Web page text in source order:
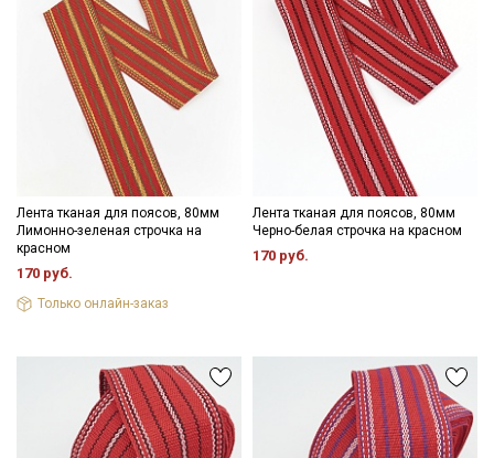
Лента тканая для поясов, 80мм
Лимонно-зеленая строчка на
красном
170 руб.
Только онлайн-заказ
Лента тканая для поясов, 80мм
Черно-белая строчка на красном
170 руб.
Секретная рассылка от Купава
Мы публикуем здесь дополнительные
промокоды и скидки до 30% на узкие
Электронная почта
Ознакомлен(а) сПолитикой обработки персональных
данныхи даюСогласие на обработку персональных
данных